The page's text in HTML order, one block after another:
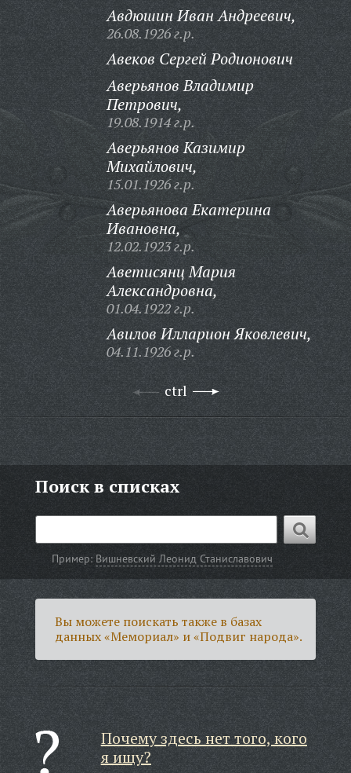
Авдюшин Иван Андреевич,
26.08.1926 г.р.
Авеков Сергей Родионович
Аверьянов Владимир
Петрович,
19.08.1914 г.р.
Аверьянов Казимир
Михайлович,
15.01.1926 г.р.
Аверьянова Екатерина
Ивановна,
12.02.1923 г.р.
Аветисянц Мария
Александровна,
01.04.1922 г.р.
Авилов Илларион Яковлевич,
04.11.1926 г.р.
ctrl
Поиск в списках
Пример: Вишневский Леонид Станиславович
Вы можете поискать также в базах
данных «Мемориал» и «Подвиг народа».
Почему здесь нет того, кого
я ищу?